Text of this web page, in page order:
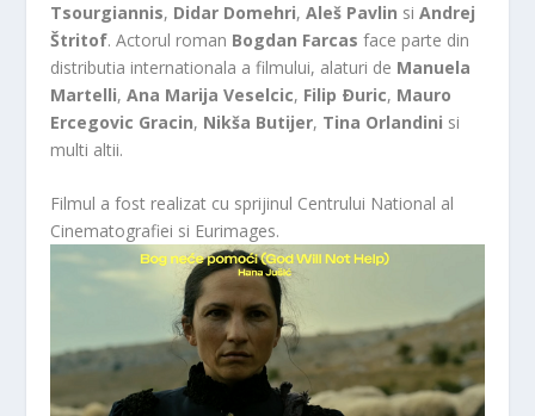
Tsourgiannis, Didar Domehri,Aleš Pavlin siAndrej
Štritof. Actorul roman Bogdan Farcas face parte din
distributia internationala a filmului, alaturi de Manuela
Martelli,Ana Marija Veselcic, Filip Ðuric, Mauro
Ercegovic Gracin, Nikša Butijer, Tina Orlandini si
multi altii.
Filmul a fost realizat cu sprijinul Centrului National al
Cinematografiei si Eurimages.